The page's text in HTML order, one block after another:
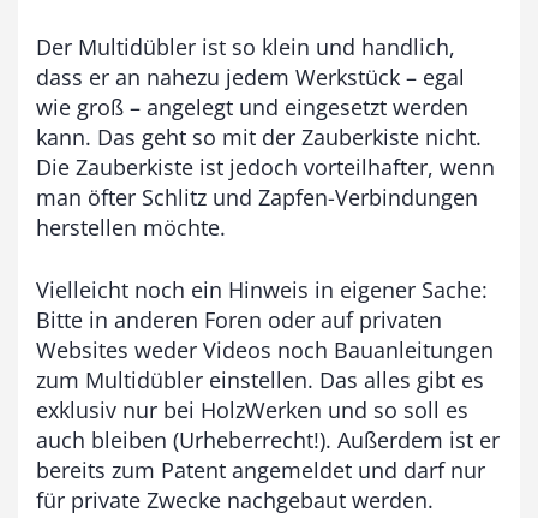
Der Multidübler ist so klein und handlich,
dass er an nahezu jedem Werkstück – egal
wie groß – angelegt und eingesetzt werden
kann. Das geht so mit der Zauberkiste nicht.
Die Zauberkiste ist jedoch vorteilhafter, wenn
man öfter Schlitz und Zapfen-Verbindungen
herstellen möchte.
Vielleicht noch ein Hinweis in eigener Sache:
Bitte in anderen Foren oder auf privaten
Websites weder Videos noch Bauanleitungen
zum Multidübler einstellen. Das alles gibt es
exklusiv nur bei HolzWerken und so soll es
auch bleiben (Urheberrecht!). Außerdem ist er
bereits zum Patent angemeldet und darf nur
für private Zwecke nachgebaut werden.